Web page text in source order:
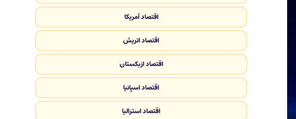
اقتصاد آمریکا
اقتصاد اتریش
اقتصاد ازبکستان
اقتصاد اسپانیا
اقتصاد استرالیا